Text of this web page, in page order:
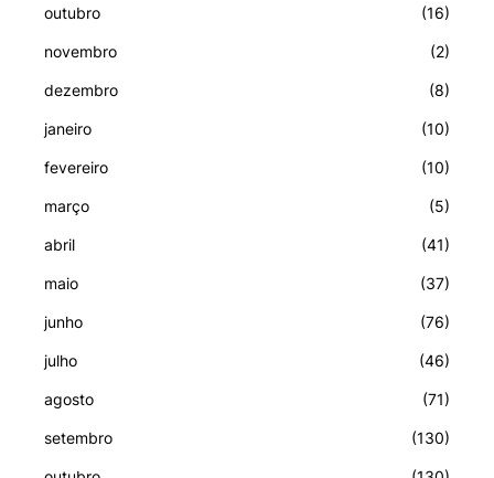
outubro (16)
novembro (2)
dezembro (8)
janeiro (10)
fevereiro (10)
março (5)
abril (41)
maio (37)
junho (76)
julho (46)
agosto (71)
setembro (130)